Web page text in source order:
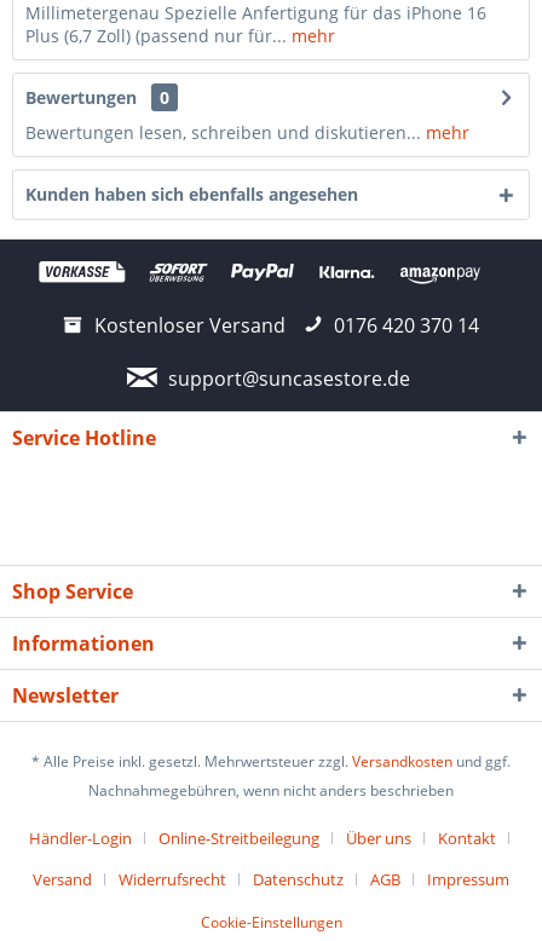
Millimetergenau Spezielle Anfertigung für das iPhone 16
Plus (6,7 Zoll) (passend nur für... mehr
Bewertungen
0
Bewertungen lesen, schreiben und diskutieren... mehr
Kunden haben sich ebenfalls angesehen
Kostenloser Versand
0176 420 370 14
support@suncasestore.de
Service Hotline
Shop Service
Informationen
Newsletter
* Alle Preise inkl. gesetzl. Mehrwertsteuer zzgl.Versandkosten und ggf.
Nachnahmegebühren, wenn nicht anders beschrieben
Händler-Login Online-Streitbeilegung Über uns
Kontakt
Versand
Widerrufsrecht Datenschutz AGB Impressum
Cookie-Einstellungen